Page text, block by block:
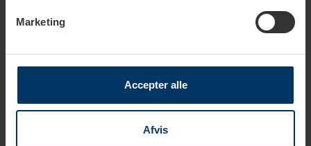
Marketing
Accepter alle
Afvis
Relaterede produkter